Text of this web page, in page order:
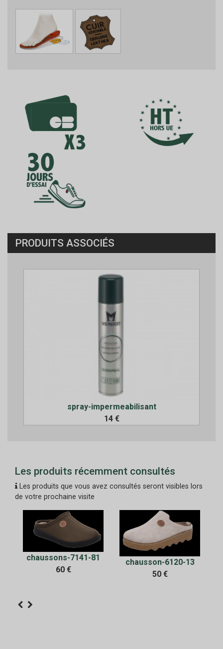
PRODUITS ASSOCIÉS
spray-impermeabilisant
14 €
Les produits récemment consultés
Les produits que vous avez consultés seront visibles lors
de votre prochaine visite
chaussons-7141-81
60 €
chausson-6120-13
50 €